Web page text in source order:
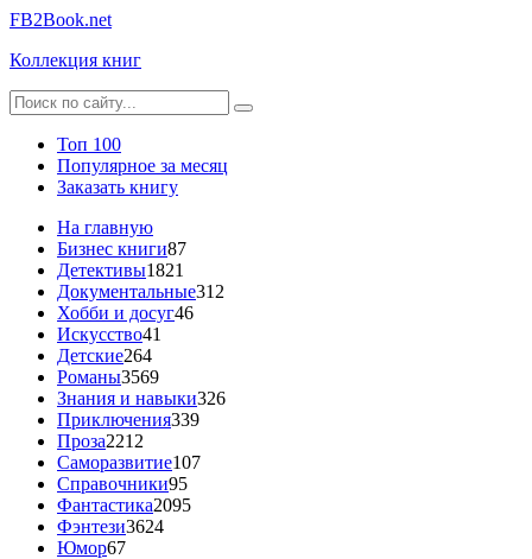
FB2Book.net
Коллекция книг
Топ 100
Популярное за месяц
Заказать книгу
На главную
Бизнес книги87
Детективы1821
Документальные312
Хобби и досуг46
Искусство41
Детские264
Романы3569
Знания и навыки326
Приключения339
Проза2212
Саморазвитие107
Справочники95
Фантастика2095
Фэнтези3624
Юмор67